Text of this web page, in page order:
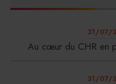
31/07/
Au cœur du CHR en
31/07/